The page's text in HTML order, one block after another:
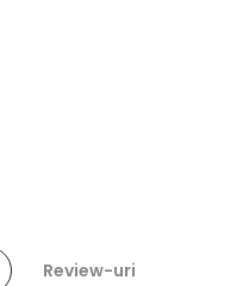
Review-uri